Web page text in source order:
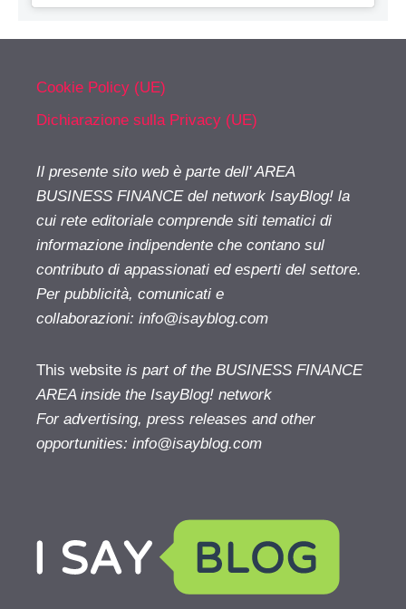
Cookie Policy (UE)
Dichiarazione sulla Privacy (UE)
Il presente sito web è parte dell' AREA
BUSINESS FINANCE del network IsayBlog! la
cui rete editoriale comprende siti tematici di
informazione indipendente che contano sul
contributo di appassionati ed esperti del settore.
Per pubblicità, comunicati e
collaborazioni: info@isayblog.com
This website is part of the BUSINESS FINANCE
AREA inside the IsayBlog! network
For advertising, press releases and other
opportunities: info@isayblog.com